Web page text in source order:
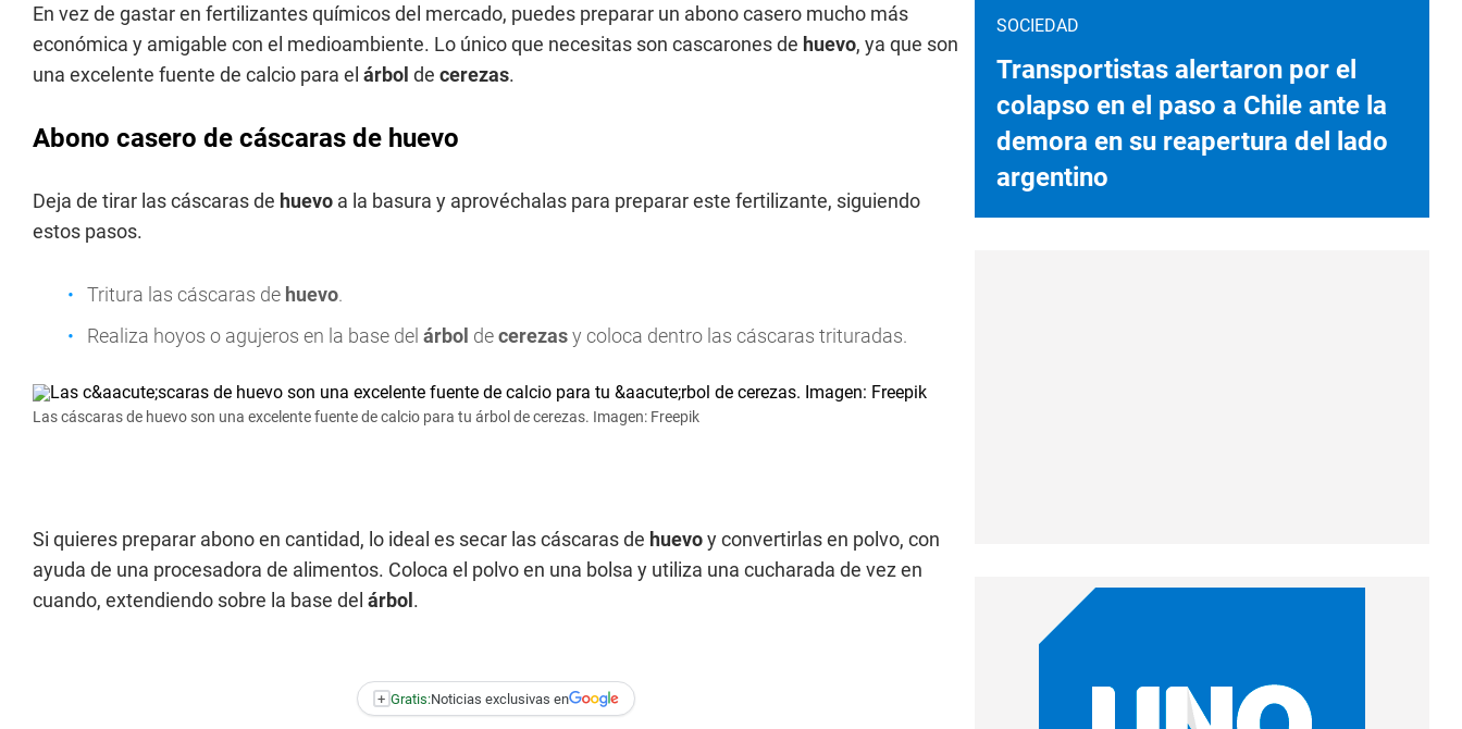
En vez de gastar en fertilizantes químicos del mercado, puedes preparar un abono casero mucho más
económica y amigable con el medioambiente. Lo único que necesitas son cascarones de huevo, ya que son
una excelente fuente de calcio para el árbol de cerezas.
Abono casero de cáscaras de huevo
Deja de tirar las cáscaras de huevo a la basura y aprovéchalas para preparar este fertilizante, siguiendo
estos pasos.
Tritura las cáscaras de huevo.
Realiza hoyos o agujeros en la base del árbol decerezasy coloca dentro las cáscaras trituradas.
Las cáscaras de huevo son una excelente fuente de calcio para tu árbol de cerezas. Imagen: Freepik
Si quieres preparar abono en cantidad, lo ideal es secar las cáscaras de huevoy convertirlas en polvo, con
ayuda de una procesadora de alimentos. Coloca el polvo en una bolsa y utiliza una cucharada de vez en
cuando, extendiendo sobre la base del árbol .
+ Gratis:Noticias exclusivas en
SOCIEDAD
Transportistas alertaron por el
colapso en el paso a Chile ante la
demora en su reapertura del lado
argentino